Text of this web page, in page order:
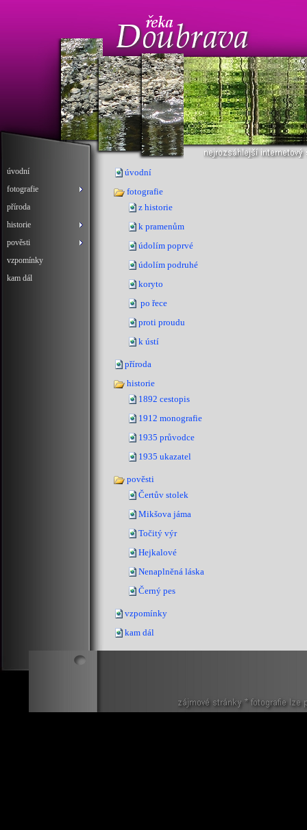
úvodní
fotografie
příroda
historie
pověsti
vzpomínky
kam dál
úvodní
fotografie
z historie
k pramenům
údolím poprvé
údolím podruhé
koryto
po řece
proti proudu
k ústí
příroda
historie
1892 cestopis
1912 monografie
1935 průvodce
1935 ukazatel
pověsti
Čertův stolek
Mikšova jáma
Točitý výr
Hejkalové
Nenaplněná láska
Černý pes
vzpomínky
kam dál